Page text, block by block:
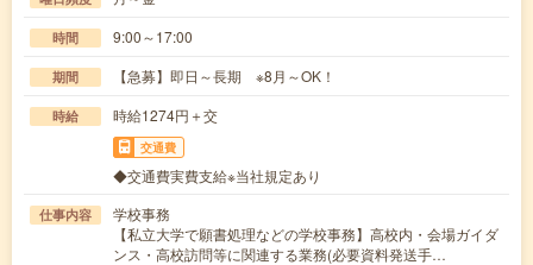
時間 9:00～17:00
期間 【急募】即日～長期 ※8月～OK！
時給 時給1274円＋交
交通費
◆交通費実費支給※当社規定あり
仕事内容
学校事務
【私立大学で願書処理などの学校事務】高校内・会場ガイダ
ンス・高校訪問等に関連する業務(必要資料発送手…